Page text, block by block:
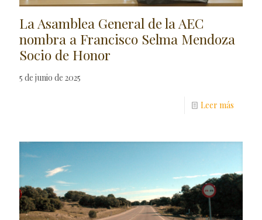
La Asamblea General de la AEC
nombra a Francisco Selma Mendoza
Socio de Honor
5 de junio de 2025
Leer más